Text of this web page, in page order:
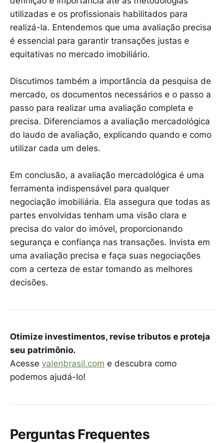
utilizadas e os profissionais habilitados para
realizá-la. Entendemos que uma avaliação precisa
é essencial para garantir transações justas e
equitativas no mercado imobiliário.
Discutimos também a importância da pesquisa de
mercado, os documentos necessários e o passo a
passo para realizar uma avaliação completa e
precisa. Diferenciamos a avaliação mercadológica
do laudo de avaliação, explicando quando e como
utilizar cada um deles.
Em conclusão, a avaliação mercadológica é uma
ferramenta indispensável para qualquer
negociação imobiliária. Ela assegura que todas as
partes envolvidas tenham uma visão clara e
precisa do valor do imóvel, proporcionando
segurança e confiança nas transações. Invista em
uma avaliação precisa e faça suas negociações
com a certeza de estar tomando as melhores
decisões.
Otimize investimentos, revise tributos e proteja
seu patrimônio.
Acesse valenbrasil.com e descubra como
podemos ajudá-lo!
Perguntas Frequentes